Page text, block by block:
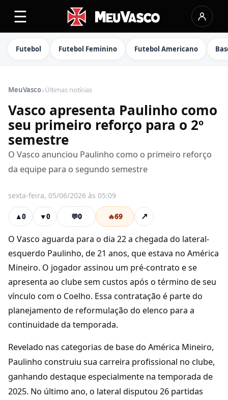
☰
Futebol Futebol Feminino Futebol Americano
MeuVasco›Últimas notícias
Vasco apresenta Paulinho como
seu primeiro reforço para o 2º
semestre
O Vasco anunciou Paulinho como o primeiro reforço
da equipe para o segundo semestre
sexta-feira, 05/06/2026 às 05:09
▲0 ▼0 💬0 🔥69 ↗
O Vasco aguarda para o dia 22 a chegada do lateral-
esquerdo Paulinho, de 21 anos, que estava no América
Mineiro. O jogador assinou um pré-contrato e se
apresenta ao clube sem custos após o término de seu
vínculo com o Coelho. Essa contratação é parte do
planejamento de reformulação do elenco para a
continuidade da temporada.
Revelado nas categorias de base do América Mineiro,
Paulinho construiu sua carreira profissional no clube,
ganhando destaque especialmente na temporada de
2025. No último ano, o lateral disputou 26 partidas